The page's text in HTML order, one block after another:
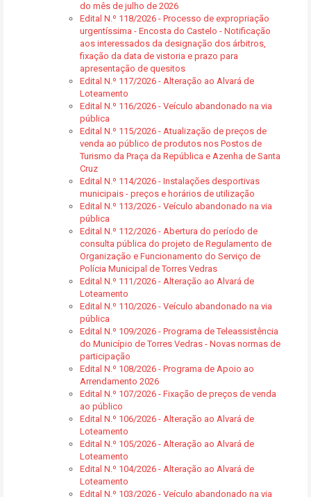
do mês de julho de 2026
Edital N.º 118/2026 - Processo de expropriação
urgentíssima - Encosta do Castelo - Notificação
aos interessados da designação dos árbitros,
fixação da data de vistoria e prazo para
apresentação de quesitos
Edital N.º 117/2026 - Alteração ao Alvará de
Loteamento
Edital N.º 116/2026 - Veículo abandonado na via
pública
Edital N.º 115/2026 - Atualização de preços de
venda ao público de produtos nos Postos de
Turismo da Praça da República e Azenha de Santa
Cruz
Edital N.º 114/2026 - Instalações desportivas
municipais - preços e horários de utilização
Edital N.º 113/2026 - Veículo abandonado na via
pública
Edital N.º 112/2026 - Abertura do período de
consulta pública do projeto de Regulamento de
Organização e Funcionamento do Serviço de
Polícia Municipal de Torres Vedras
Edital N.º 111/2026 - Alteração ao Alvará de
Loteamento
Edital N.º 110/2026 - Veículo abandonado na via
pública
Edital N.º 109/2026 - Programa de Teleassistência
do Município de Torres Vedras - Novas normas de
participação
Edital N.º 108/2026 - Programa de Apoio ao
Arrendamento 2026
Edital N.º 107/2026 - Fixação de preços de venda
ao público
Edital N.º 106/2026 - Alteração ao Alvará de
Loteamento
Edital N.º 105/2026 - Alteração ao Alvará de
Loteamento
Edital N.º 104/2026 - Alteração ao Alvará de
Loteamento
Edital N.º 103/2026 - Veículo abandonado na via